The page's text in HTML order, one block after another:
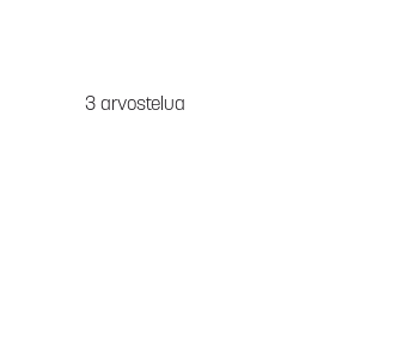
3 arvostelua